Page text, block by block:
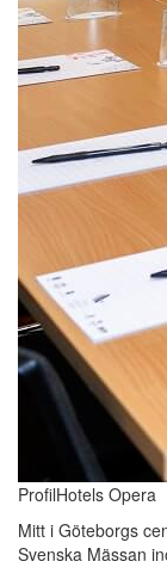
ProfilHotels Opera
Mitt i Göteborgs
Svenska Mässan